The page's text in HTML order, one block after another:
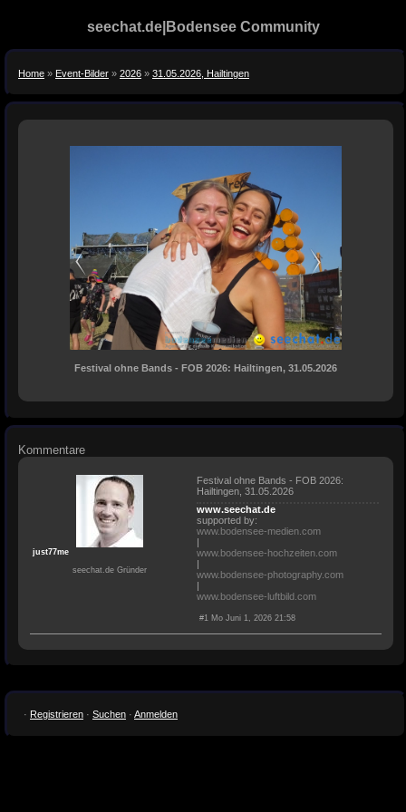
seechat.de|Bodensee Community
Home » Event-Bilder » 2026 » 31.05.2026, Hailtingen
Festival ohne Bands - FOB 2026: Hailtingen, 31.05.2026
Kommentare
just77me
seechat.de Gründer
Festival ohne Bands - FOB 2026:
Hailtingen, 31.05.2026
www.seechat.de
supported by:
www.bodensee-medien.com
|
www.bodensee-hochzeiten.com
|
www.bodensee-photography.com
|
www.bodensee-luftbild.com
#1 Mo Juni 1, 2026 21:58
· Registrieren · Suchen · Anmelden